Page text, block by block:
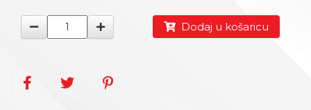
Dodaj u košaricu